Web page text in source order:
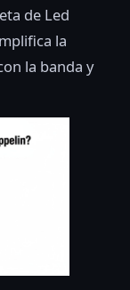
de Led
la
la banda y